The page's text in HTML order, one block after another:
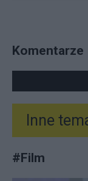
Komentarze
Inne
#Film